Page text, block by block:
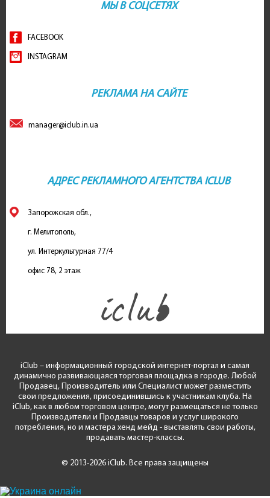
МЫ В СОЦСЕТЯХ
FACEBOOK
INSTAGRAM
РЕКЛАМА НА САЙТЕ
manager@iclub.in.ua
АДРЕС РЕКЛАМНОГО АГЕНТСТВА ICLUB
Запорожская обл.,
г. Мелитополь,
ул. Интеркультурная 77/4
офис 78, 2 этаж
iClub – информационный городской интернет-портал и самая
динамично развивающаяся торговая площадка в городе. Любой
Продавец, Производитель или Специалист может разместить
свои предложения, присоединившись к участникам клуба. На
iClub, как в любом торговом центре, могут размещаться не только
Производители и Продавцы товаров и услуг широкого
потребления, но и мастера хенд мейд - выставлять свои работы,
продавать мастер-классы.
© 2013-2026 iClub. Все права защищены